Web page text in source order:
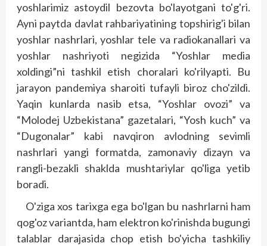
yoshlarimiz astoydil be­zov­ta bo'layotgani to'g'ri.
Ayni paytda davlat rahbariyatining topshirig'i bilan
yoshlar nashrlari, yoshlar tele va radiokanallari va
yoshlar nashriyoti negizida “Yoshlar media
xoldingi”ni tashkil etish choralari ko'rilyapti. Bu
jarayon pandemiya sharoiti tufayli biroz cho'zildi.
Yaqin kunlarda nasib etsa, “Yoshlar ovozi” va
“Molodej Uzbe­kistana” gazetalari, “Yosh kuch” va
“Dugonalar” kabi navqiron avlodning sevimli
nashrlari yangi formatda, zamonaviy dizayn va
rang­li-bezakli shaklda mushtariylar qo'liga yetib
boradi.
O'ziga xos tarixga ega bo'lgan bu nashrlarni ham
qog'oz variantda, ham elektron ko'rinishda bugungi
talablar darajasida chop etish bo'yicha tashkiliy